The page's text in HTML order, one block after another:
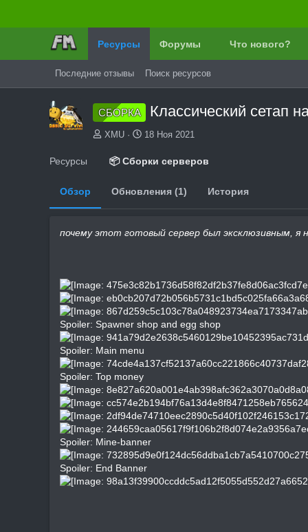
Ресурсы Форумы Что нового?
Последние отзывы Поиск ресурсов
СБОРКА Классический сетап
А
XMU
Д
т
о
з
а
18 Ноя 2021
Ресурсы 📦 Сборки серверов
Обзор Обновления (1) История
почему этот готовый сервер был эксклюзивным, я
Spoiler: Spawner shop and egg shop
Spoiler: Main menu
Spoiler: Top money
Spoiler: Mine-banner
Spoiler: End Banner